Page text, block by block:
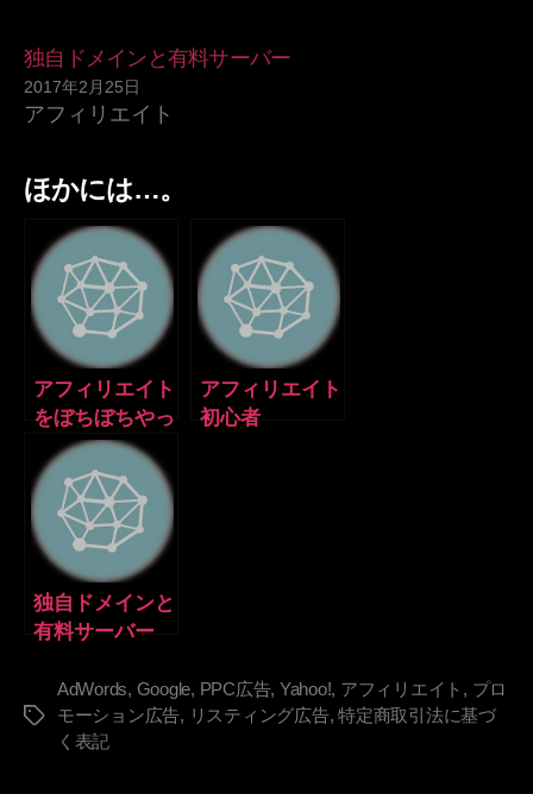
独自ドメインと有料サーバー
2017年2月25日
アフィリエイト
ほかには…。
アフィリエイト
をぼちぼちやっ
ていこうと思い
ます。
アフィリエイト
初心者
独自ドメインと
有料サーバー
タ
AdWords, Google, PPC広告, Yahoo!, アフィリエイト , プロ
モーション広告, リスティング広告,特定商取引法に基づ
く表記